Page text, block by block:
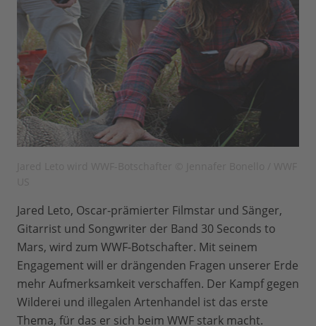
Jared Leto, Oscar-prämierter Filmstar und Sänger,
Gitarrist und Songwriter der Band 30 Seconds to
Mars, wird zum WWF-Botschafter. Mit seinem
Engagement will er drängenden Fragen unserer Erde
mehr Aufmerksamkeit verschaffen. Der Kampf gegen
Wilderei und illegalen Artenhandel ist das erste
Thema, für das er sich beim WWF stark macht.